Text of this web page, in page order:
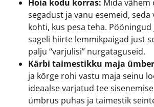
Hoia kodu korras: Mida vähem
segadust ja vanu esemeid,
kohti, kus pesa teha.
sageli hiirte lemmikpaigad just
palju “varjulisi” nurgataguseid.
Kärbi taimestikku maja
ja kõrge rohi vastu maja seinu
ideaalse varjatud tee
ümbrus puhas ja taimestik